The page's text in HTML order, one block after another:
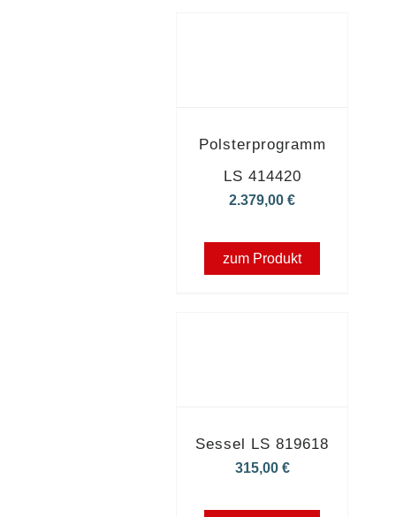
Polsterprogramm
LS 414420
2.379,00€
zum Produkt
Sessel LS 819618
315,00 €